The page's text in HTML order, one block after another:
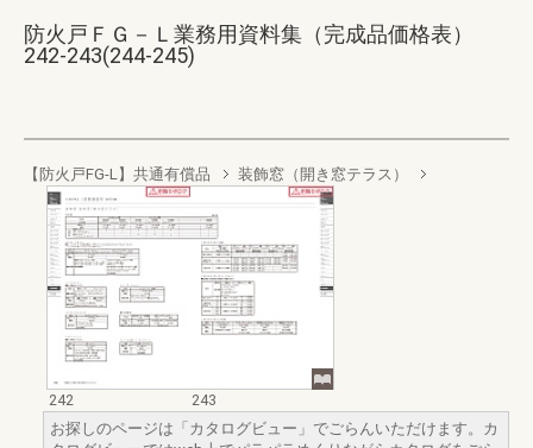
防火戸ＦＧ－Ｌ業務用資料集（完成品価格表）
242-243(244-245)
【防火戸FG-L】共通有償品 装飾窓（開き窓テラス）
242
243
お探しのページは「カタログビュー」でごらんいただけます。カ